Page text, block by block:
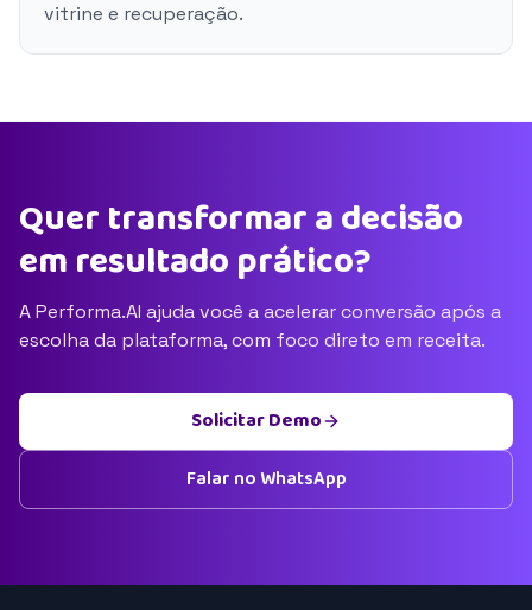
vitrine e recuperação.
Quer transformar a decisão
em resultado prático?
A Performa.AI ajuda você a acelerar conversão após a
escolha da plataforma, com foco direto em receita.
Solicitar Demo
Falar no WhatsApp